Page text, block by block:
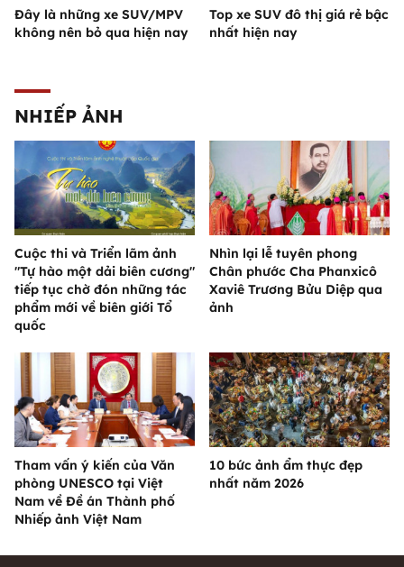
Đây là những xe SUV/MPV
không nên bỏ qua hiện nay
Top xe SUV đô thị giá rẻ bậc
nhất hiện nay
NHIẾP ẢNH
Cuộc thi và Triển lãm ảnh
"Tự hào một dải biên cương"
tiếp tục chờ đón những tác
phẩm mới về biên giới Tổ
quốc
Nhìn lại lễ tuyên phong
Chân phước Cha Phanxicô
Xaviê Trương Bửu Diệp qua
ảnh
Tham vấn ý kiến của Văn
phòng UNESCO tại Việt
Nam về Đề án Thành phố
Nhiếp ảnh Việt Nam
10 bức ảnh ẩm thực đẹp
nhất năm 2026